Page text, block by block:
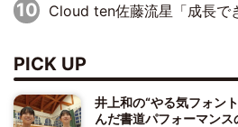
Cloud ten佐藤流星「成長できる余地がたくさん」、
PICK UP
井上和の“やる気フォン
んだ書道パフォーマンス